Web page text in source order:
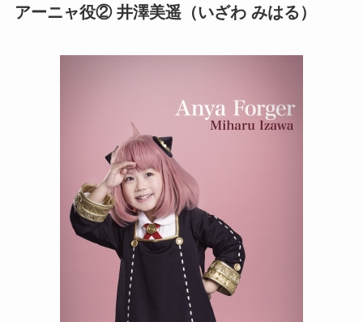
アーニャ役② 井澤美遥（いざわ みはる）